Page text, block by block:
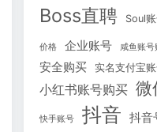
Boss直聘 Soul
价格 企业账号 咸鱼账号
安全购买 实名支付宝
小红书账号购买 微
快手账号 抖音 抖音